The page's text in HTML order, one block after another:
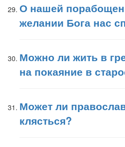
О нашей
желании Бога нас
Можно ли жить в
на покаяние в
Может ли
клясться?